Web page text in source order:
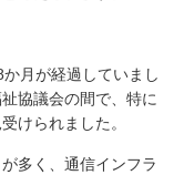
月が経過していまし
協議会の間で、特に
けられました。
多く、通信インフラ